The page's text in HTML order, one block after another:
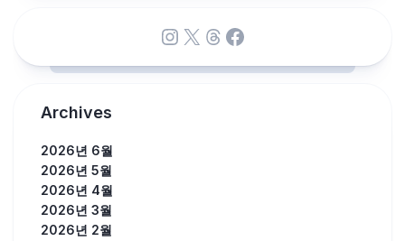
Instagram
X Threads
Facebook
Archives
2026년 6월
2026년 5월
2026년 4월
2026년 3월
2026년 2월